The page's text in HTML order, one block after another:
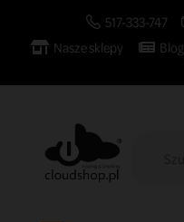
517-333-747
Nasze sklepy
Blog